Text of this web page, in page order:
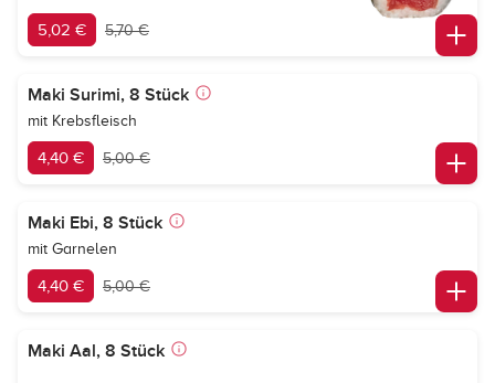
5,02 € 5,70 €
Maki Surimi, 8 Stück
mit Krebsfleisch
4,40 € 5,00 €
Maki Ebi, 8 Stück
mit Garnelen
4,40 € 5,00 €
Maki Aal, 8 Stück